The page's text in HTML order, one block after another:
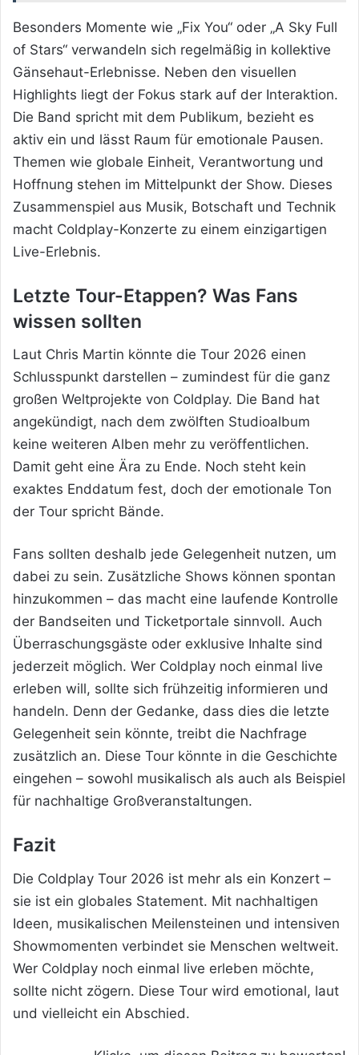
Besonders Momente wie „Fix You“ oder „A Sky Full
of Stars“ verwandeln sich regelmäßig in kollektive
Gänsehaut-Erlebnisse. Neben den visuellen
Highlights liegt der Fokus stark auf der Interaktion.
Die Band spricht mit dem Publikum, bezieht es
aktiv ein und lässt Raum für emotionale Pausen.
Themen wie globale Einheit, Verantwortung und
Hoffnung stehen im Mittelpunkt der Show. Dieses
Zusammenspiel aus Musik, Botschaft und Technik
macht Coldplay-Konzerte zu einem einzigartigen
Live-Erlebnis.
Letzte Tour-Etappen? Was Fans
wissen sollten
Laut Chris Martin könnte die Tour 2026 einen
Schlusspunkt darstellen – zumindest für die ganz
großen Weltprojekte von Coldplay. Die Band hat
angekündigt, nach dem zwölften Studioalbum
keine weiteren Alben mehr zu veröffentlichen.
Damit geht eine Ära zu Ende. Noch steht kein
exaktes Enddatum fest, doch der emotionale Ton
der Tour spricht Bände.
Fans sollten deshalb jede Gelegenheit nutzen, um
dabei zu sein. Zusätzliche Shows können spontan
hinzukommen – das macht eine laufende Kontrolle
der Bandseiten und Ticketportale sinnvoll. Auch
Überraschungsgäste oder exklusive Inhalte sind
jederzeit möglich. Wer Coldplay noch einmal live
erleben will, sollte sich frühzeitig informieren und
handeln. Denn der Gedanke, dass dies die letzte
Gelegenheit sein könnte, treibt die Nachfrage
zusätzlich an. Diese Tour könnte in die Geschichte
eingehen – sowohl musikalisch als auch als Beispiel
für nachhaltige Großveranstaltungen.
Fazit
Die Coldplay Tour 2026 ist mehr als ein Konzert –
sie ist ein globales Statement. Mit nachhaltigen
Ideen, musikalischen Meilensteinen und intensiven
Showmomenten verbindet sie Menschen weltweit.
Wer Coldplay noch einmal live erleben möchte,
sollte nicht zögern. Diese Tour wird emotional, laut
und vielleicht ein Abschied.